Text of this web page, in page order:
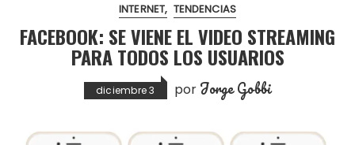
INTERNET TENDENCIAS
FACEBOOK: SE VIENE EL VIDEO STREAMING
PARA TODOS LOS USUARIOS
diciembre 3 por Jorge Gobbi